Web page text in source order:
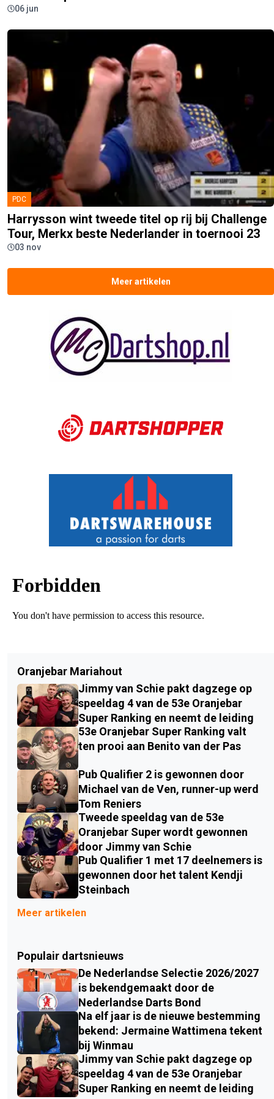
06 jun
PDC
Harrysson wint tweede titel op rij bij Challenge
Tour, Merkx beste Nederlander in toernooi 23
03 nov
Meer artikelen
Oranjebar Mariahout
Jimmy van Schie pakt dagzege op
speeldag 4 van de 53e Oranjebar
Super Ranking en neemt de leiding
53e Oranjebar Super Ranking valt
ten prooi aan Benito van der Pas
Pub Qualifier 2 is gewonnen door
Michael van de Ven, runner-up werd
Tom Reniers
Tweede speeldag van de 53e
Oranjebar Super wordt gewonnen
door Jimmy van Schie
Pub Qualifier 1 met 17 deelnemers is
gewonnen door het talent Kendji
Steinbach
Meer artikelen
Populair dartsnieuws
De Nederlandse Selectie 2026/2027
is bekendgemaakt door de
Nederlandse Darts Bond
Na elf jaar is de nieuwe bestemming
bekend: Jermaine Wattimena tekent
bij Winmau
Jimmy van Schie pakt dagzege op
speeldag 4 van de 53e Oranjebar
Super Ranking en neemt de leiding